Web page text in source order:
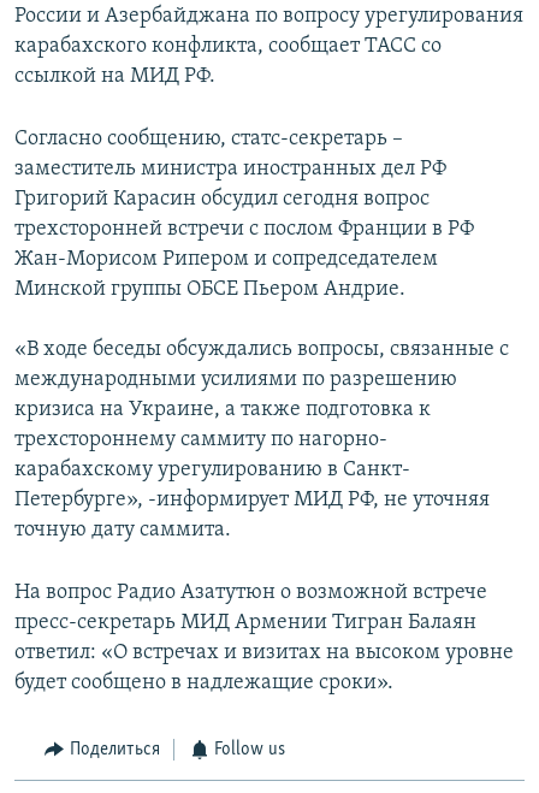
России и Азербайджана по вопросу урегулирования
карабахского конфликта, сообщает ТАСС со
ссылкой на МИД РФ.
Согласно сообщению, статс-секретарь –
заместитель министра иностранных дел РФ
Григорий Карасин обсудил сегодня вопрос
трехсторонней встречи с послом Франции в РФ
Жан-Морисом Рипером и сопредседателем
Минской группы ОБСЕ Пьером Андрие.
«В ходе беседы обсуждались вопросы, связанные с
международными усилиями по разрешению
кризиса на Украине, а также подготовка к
трехстороннему саммиту по нагорно-
карабахскому урегулированию в Санкт-
Петербурге», -информирует МИД РФ, не уточняя
точную дату саммита.
На вопрос Радио Азатутюн о возможной встрече
пресс-секретарь МИД Армении Тигран Балаян
ответил: «О встречах и визитах на высоком уровне
будет сообщено в надлежащие сроки».
Поделиться Follow us